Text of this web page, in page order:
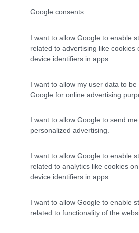
Google consents
I want to allow Google to enable
related to advertising like cookies
device identifiers in apps.
I want to allow my user data to be
Google for online advertising
I want to allow Google to send me
personalized advertising.
I want to allow Google to enable
related to analytics like cookies
device identifiers in apps.
I want to allow Google to enable
related to functionality of the
Area di sosta (PS)
7 1
Bojano (CB) - 16.6km